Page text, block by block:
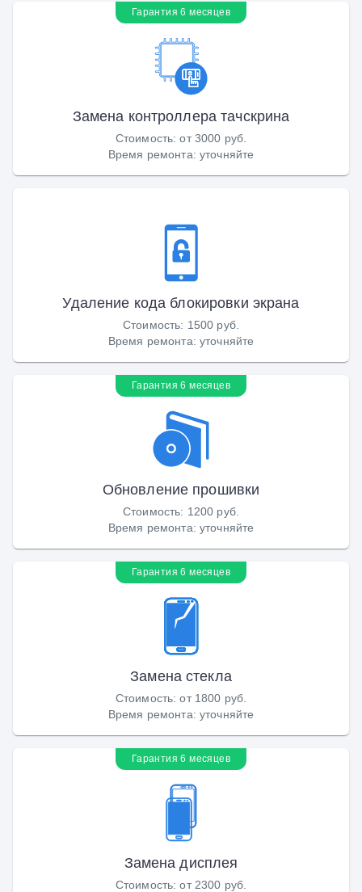
Гарантия 6 месяцев
Замена контроллера тачскрина
Стоимость:от 3000 руб.
Время ремонта: уточняйте
Удаление кода блокировки экрана
Стоимость: 1500 руб.
Время ремонта: уточняйте
Гарантия 6 месяцев
Обновление прошивки
Стоимость: 1200 руб.
Время ремонта: уточняйте
Гарантия 6 месяцев
Замена стекла
Стоимость:от 1800 руб.
Время ремонта: уточняйте
Гарантия 6 месяцев
Замена дисплея
Стоимость:от 2300 руб.